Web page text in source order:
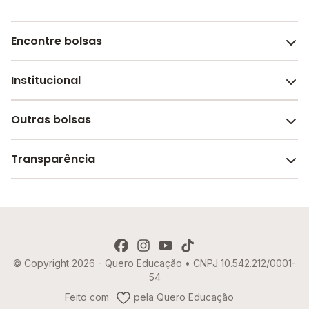
Encontre bolsas
Melhores escolas de São Paulo
Escolas por cidade e bairro
Institucional
Sobre o Melhor Escola
Revista Melhor Escola
Outras bolsas
Faculdades e universidades
Transparência
Política de Cookies
© Copyright 2026 - Quero Educação • CNPJ 10.542.212/0001-
54
Feito com
pela Quero Educação